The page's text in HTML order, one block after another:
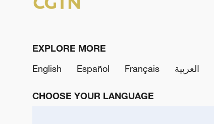
EXPLORE MORE
English
Español Français العربية
CHOOSE YOUR LANGUAGE